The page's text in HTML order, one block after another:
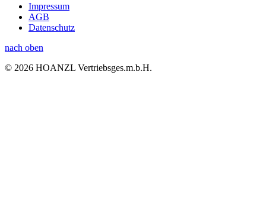
Impressum
AGB
Datenschutz
nach oben
© 2026 HOANZL Vertriebsges.m.b.H.